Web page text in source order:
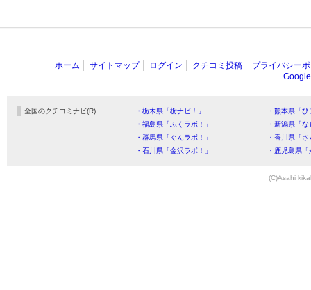
ホーム サイトマップ ログイン クチコミ投稿
プライバシー
全国のクチコミナビ(R) ・栃木県「栃ナビ！」
・熊本県「
・福島県「ふくラボ！」
・新潟県「
・群馬県「ぐんラボ！」
・香川県「
・石川県「金沢ラボ！」
・鹿児島県
(C)Asahi